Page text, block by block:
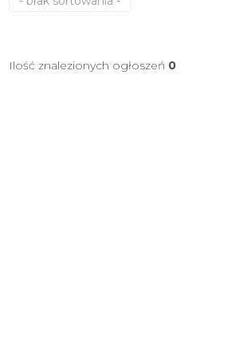
Ilość znalezionych ogłoszeń 0